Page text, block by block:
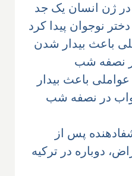
ژن انسان یک جد
نوجوان پیدا کرد
باعث بیدار شدن
نصفه شب
باعث بیدار
در نصفه شب
پس از
دوباره در ترکیه